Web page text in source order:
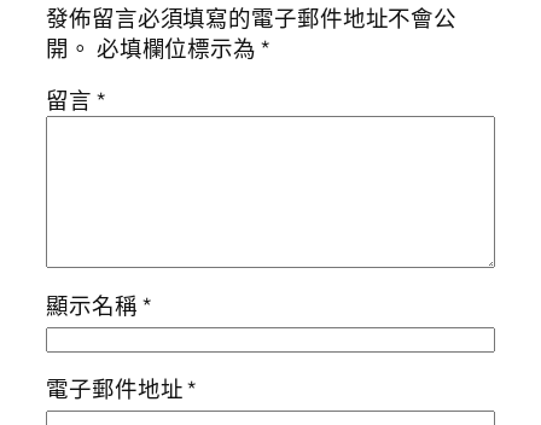
發佈留言必須填寫的電子郵件地址不會公
開。 必填欄位標示為*
留言*
顯示名稱*
電子郵件地址*